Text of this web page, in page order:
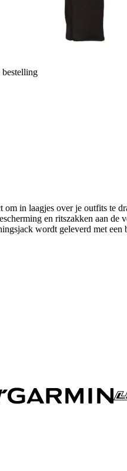
bestelling
in laagjes over je outfits te
en ritszakken aan
wordt geleverd met